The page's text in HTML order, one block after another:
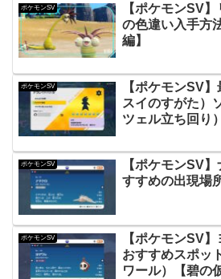
ポケモンSV
【ポケモンSV
の色違い入手方
編】
ポケモンSV
【ポケモンSV
スイのすがた）
ツェル立ち回り）
ポケモンSV
【ポケモンSV
すすめの出現場
ポケモンSV
【ポケモンSV
おすすめスポッ
ワール）【碧の